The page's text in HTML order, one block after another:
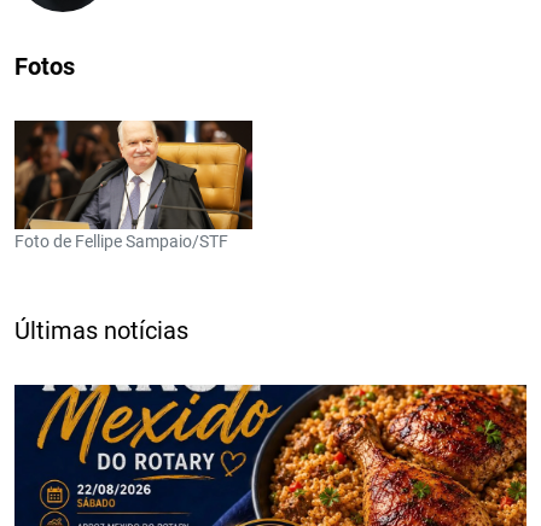
Fotos
Foto de Fellipe Sampaio/STF
Últimas notícias